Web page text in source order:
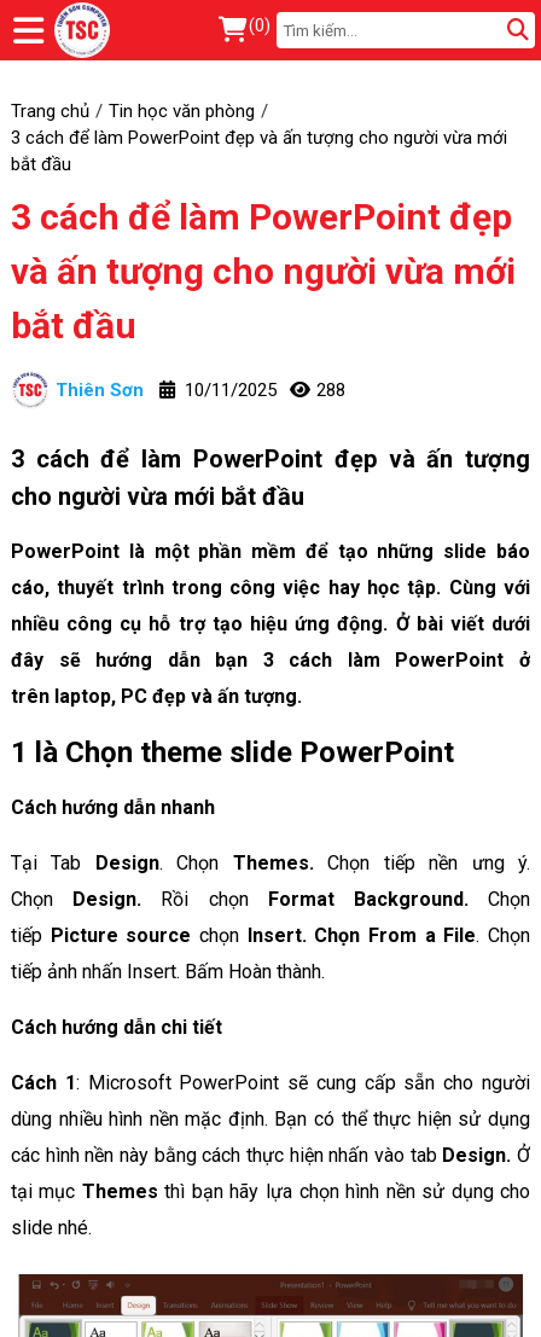
(0)
Trang chủ
Tin học văn phòng
3 cách để làm PowerPoint đẹp và ấn tượng cho người vừa mới
bắt đầu
3 cách để làm PowerPoint đẹp
và ấn tượng cho người vừa mới
bắt đầu
Thiên Sơn 10/11/2025 288
3 cách để làm PowerPoint đẹp và ấn tượng
cho người vừa mới bắt đầu
PowerPoint là một phần mềm để tạo những slide báo
cáo, thuyết trình trong công việc hay học tập. Cùng với
nhiều công cụ hỗ trợ tạo hiệu ứng động. Ở bài viết dưới
đây sẽ hướng dẫn bạn 3 cách làm PowerPoint ở
trên laptop, PC đẹp và ấn tượng.
1 là Chọn theme slide PowerPoint
Cách hướng dẫn nhanh
Tại Tab Design. Chọn Themes.Chọn tiếp nền ưng ý.
Chọn Design. Rồi chọn Format Background.Chọn
tiếp Picture source chọn Insert. Chọn From a File. Chọn
tiếp ảnh nhấn Insert. Bấm Hoàn thành.
Cách hướng dẫn chi tiết
Cách 1: Microsoft PowerPoint sẽ cung cấp sẵn cho người
dùng nhiều hình nền mặc định. Bạn có thể thực hiện sử dụng
các hình nền này bằng cách thực hiện nhấn vào tab Design.Ở
tại mục Themes thì bạn hãy lựa chọn hình nền sử dụng cho
slide nhé.